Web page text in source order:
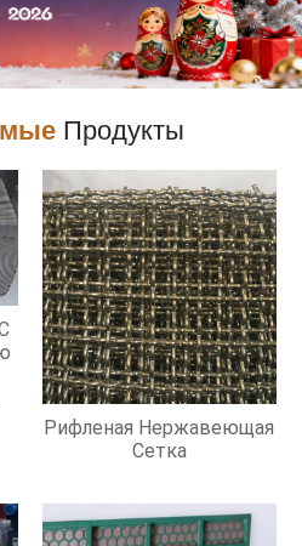
Продукты
Рифленая Нержавеющая
Сетка